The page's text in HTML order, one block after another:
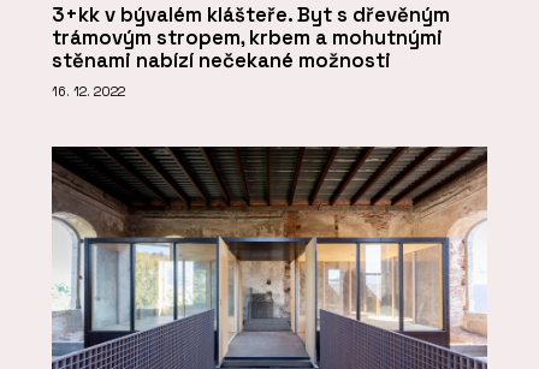
3+kk v bývalém klášteře. Byt s dřevěným
trámovým stropem, krbem a mohutnými
stěnami nabízí nečekané možnosti
16. 12. 2022